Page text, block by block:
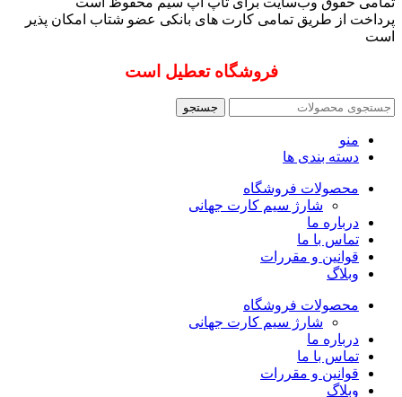
پرداخت از طریق تمامی کارت های بانکی عضو شتاب امکان پذیر
است
فروشگاه تعطیل است
جستجو
منو
دسته بندی ها
محصولات فروشگاه
شارژ سیم کارت جهانی
درباره ما
تماس با ما
قوانین و مقررات
وبلاگ
محصولات فروشگاه
شارژ سیم کارت جهانی
درباره ما
تماس با ما
قوانین و مقررات
وبلاگ